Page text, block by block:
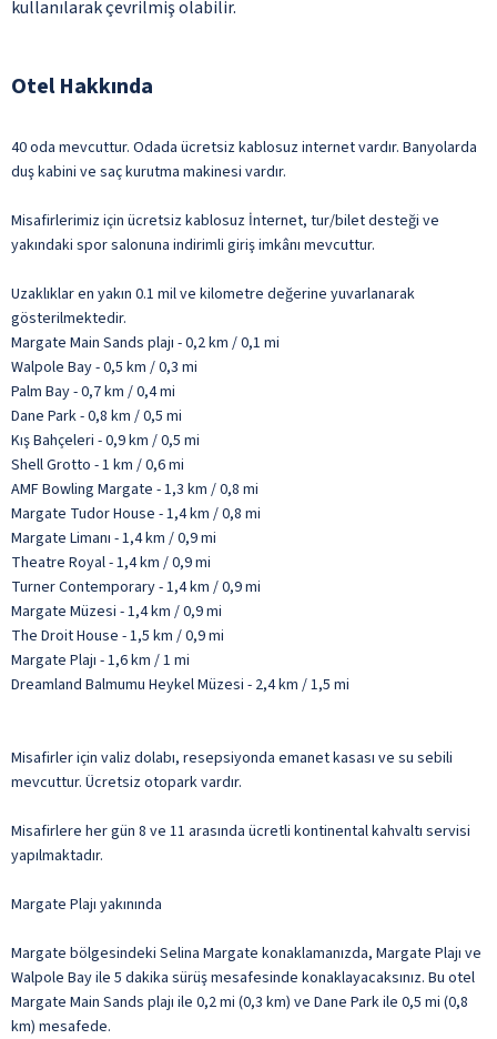
kullanılarak çevrilmiş olabilir.
Otel Hakkında
40 oda mevcuttur. Odada ücretsiz kablosuz internet vardır. Banyolarda
duş kabini ve saç kurutma makinesi vardır.
Misafirlerimiz için ücretsiz kablosuz İnternet, tur/bilet desteği ve
yakındaki spor salonuna indirimli giriş imkânı mevcuttur.
Uzaklıklar en yakın 0.1 mil ve kilometre değerine yuvarlanarak
gösterilmektedir.
Margate Main Sands plajı - 0,2 km / 0,1 mi
Walpole Bay - 0,5 km / 0,3 mi
Palm Bay - 0,7 km / 0,4 mi
Dane Park - 0,8 km / 0,5 mi
Kış Bahçeleri - 0,9 km / 0,5 mi
Shell Grotto - 1 km / 0,6 mi
AMF Bowling Margate - 1,3 km / 0,8 mi
Margate Tudor House - 1,4 km / 0,8 mi
Margate Limanı - 1,4 km / 0,9 mi
Theatre Royal - 1,4 km / 0,9 mi
Turner Contemporary - 1,4 km / 0,9 mi
Margate Müzesi - 1,4 km / 0,9 mi
The Droit House - 1,5 km / 0,9 mi
Margate Plajı - 1,6 km / 1 mi
Dreamland Balmumu Heykel Müzesi - 2,4 km / 1,5 mi
Misafirler için valiz dolabı, resepsiyonda emanet kasası ve su sebili
mevcuttur. Ücretsiz otopark vardır.
Misafirlere her gün 8 ve 11 arasında ücretli kontinental kahvaltı servisi
yapılmaktadır.
Margate Plajı yakınında
Margate bölgesindeki Selina Margate konaklamanızda, Margate Plajı ve
Walpole Bay ile 5 dakika sürüş mesafesinde konaklayacaksınız. Bu otel
Margate Main Sands plajı ile 0,2 mi (0,3 km) ve Dane Park ile 0,5 mi (0,8
km) mesafede.